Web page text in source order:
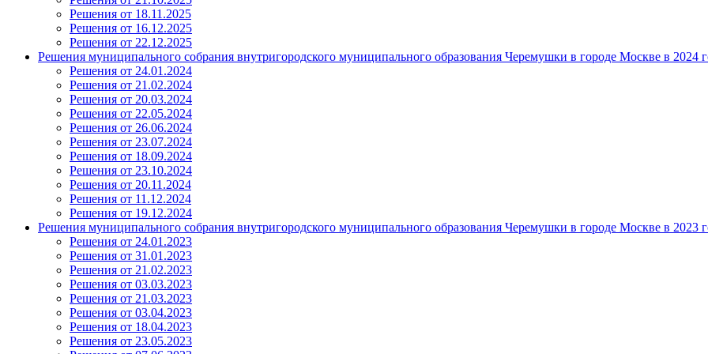
Решения от 18.11.2025
Решения от 16.12.2025
Решения от 22.12.2025
Решения муниципального собрания внутригородского муниципального образования Черемушки в городе Москве в 2024
Решения от 24.01.2024
Решения от 21.02.2024
Решения от 20.03.2024
Решения от 22.05.2024
Решения от 26.06.2024
Решения от 23.07.2024
Решения от 18.09.2024
Решения от 23.10.2024
Решения от 20.11.2024
Решения от 11.12.2024
Решения от 19.12.2024
Решения муниципального собрания внутригородского муниципального образования Черемушки в городе Москве в 2023
Решения от 24.01.2023
Решения от 31.01.2023
Решения от 21.02.2023
Решения от 03.03.2023
Решения от 21.03.2023
Решения от 03.04.2023
Решения от 18.04.2023
Решения от 23.05.2023